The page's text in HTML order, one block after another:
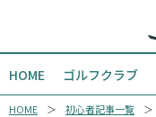
HOME ゴルフクラブ
HOME 初心者記事一覧